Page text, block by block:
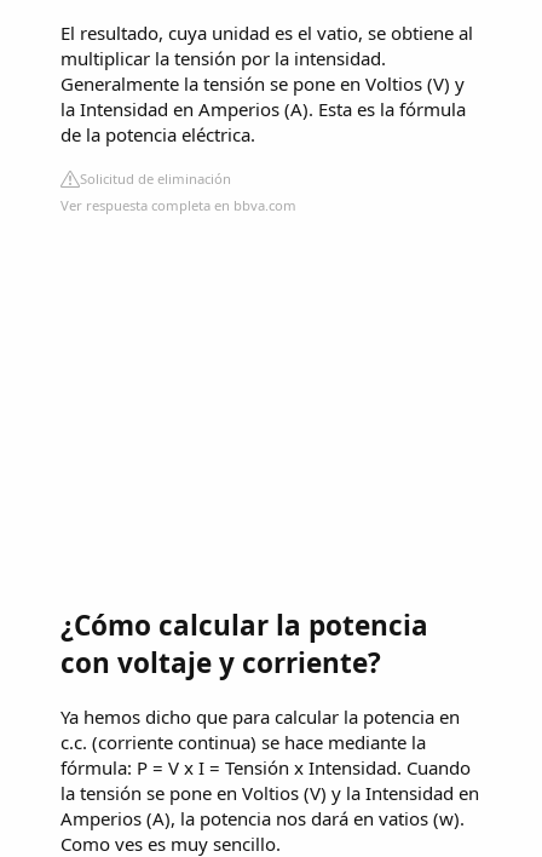
El resultado, cuya unidad es el vatio, se obtiene al
multiplicar la tensión por la intensidad.
Generalmente la tensión se pone en Voltios (V) y
la Intensidad en Amperios (A). Esta es la fórmula
de la potencia eléctrica.
Solicitud de eliminación
Ver respuesta completa en bbva.com
¿Cómo calcular la potencia
con voltaje y corriente?
Ya hemos dicho que para calcular la potencia en
c.c. (corriente continua) se hace mediante la
fórmula: P = V x I = Tensión x Intensidad. Cuando
la tensión se pone en Voltios (V) y la Intensidad en
Amperios (A), la potencia nos dará en vatios (w).
Como ves es muy sencillo.